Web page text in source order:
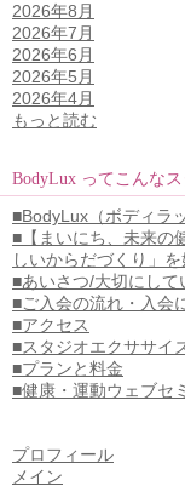
2026年8月
2026年7月
2026年6月
2026年5月
2026年4月
もっと読む
BodyLux ってこんなス
■BodyLux（ボディラ
■【まいにち、未来の
しいからだづくり」
■あいさつ/大切にし
■ご入会の流れ・入会
■アクセス
■スタジオエクササイ
■プランと料金
■健康・運動ウェブセ
プロフィール
メイン